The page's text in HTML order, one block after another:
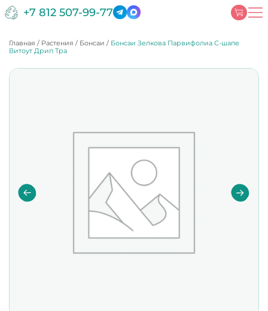
+7 812 507-99-77
Главная / Растения / Бонсаи / Бонсаи Зелкова Парвифолиа С-шапе
Витоут Дрип Тра